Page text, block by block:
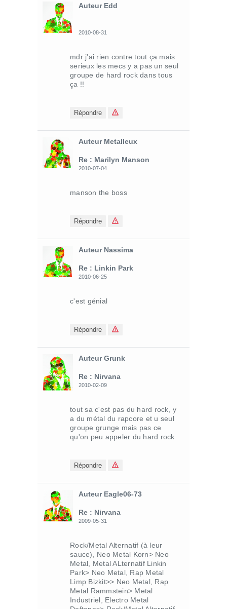
Auteur Edd
2010-08-31
mdr j'ai rien contre tout ça mais
serieux les mecs y a pas un seul
groupe de hard rock dans tous
ça !!
Répondre
Auteur Metalleux
Re : Marilyn Manson
2010-07-04
manson the boss
Répondre
Auteur Nassima
Re : Linkin Park
2010-06-25
c'est génial
Répondre
Auteur Grunk
Re : Nirvana
2010-02-09
tout sa c'est pas du hard rock, y
a du métal du rapcore et u seul
groupe grunge mais pas ce
qu'on peu appeler du hard rock
Répondre
Auteur Eagle06-73
Re : Nirvana
2009-05-31
Rock/Metal Alternatif (à leur
sauce), Neo Metal Korn> Neo
Metal, Metal ALternatif Linkin
Park> Neo Metal, Rap Metal
Limp Bizkit>> Neo Metal, Rap
Metal Rammstein> Metal
Industriel, Electro Metal